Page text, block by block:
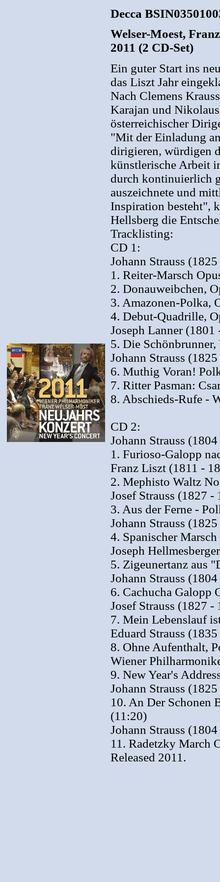
Decca
Welser-Moest,
2011 (2 CD-Set)
Ein guter Start ins
das Liszt Jahr
Nach Clemens
Karajan und
österreichischer
"Mit der Einladung
dirigieren, würdigen
künstlerische Arbeit
durch kontinuierlich
auszeichnete und
Inspiration besteht",
Hellsberg die
Tracklisting:
CD 1:
Johann Strauss
1. Reiter-Marsch
2. Donauweibchen,
3. Amazonen-Polka,
4. Debut-Quadrille,
Joseph Lanner (1801
5. Die
Johann Strauss
6. Muthig Voran!
7. Ritter Pasman:
8. Abschieds-Rufe -
CD 2:
Johann Strauss
1. Furioso-Galopp
Franz Liszt (1811 -
2. Mephisto Waltz
Josef Strauss (1827 -
3. Aus der Ferne -
Johann Strauss
4. Spanischer
Joseph
5. Zigeunertanz aus
Johann Strauss
6. Cachucha Galopp
Josef Strauss (1827 -
7. Mein Lebenslauf
Eduard Strauss
8. Ohne Aufenthalt,
Wiener
9. New Year's
Johann Strauss
10. An Der Schonen
(11:20)
Johann Strauss
11. Radetzky March
Released 2011.